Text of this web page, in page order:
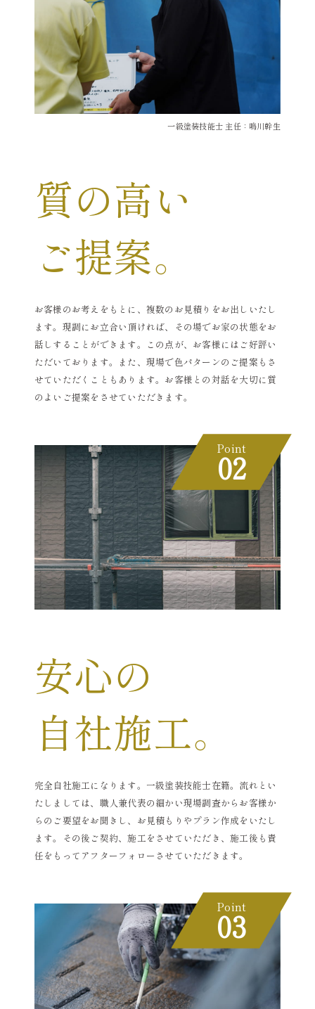
一級塗装技能士 主任：鳴川幹生
Point
02
質の高い
ご提案。
お客様のお考えをもとに、複数のお見積りをお出しいたし
ます。現調にお立合い頂ければ、その場でお家の状態をお
話しすることができます。この点が、お客様にはご好評い
ただいております。また、現場で色パターンのご提案もさ
せていただくこともあります。お客様との対話を大切に質
のよいご提案をさせていただきます。
Point
03
安心の
自社施工。
完全自社施工になります。一級塗装技能士在籍。流れとい
たしましては、職人兼代表の細かい現場調査からお客様か
らのご要望をお聞きし、お見積もりやプラン作成をいたし
ます。その後ご契約、施工をさせていただき、施工後も責
任をもってアフターフォローさせていただきます。